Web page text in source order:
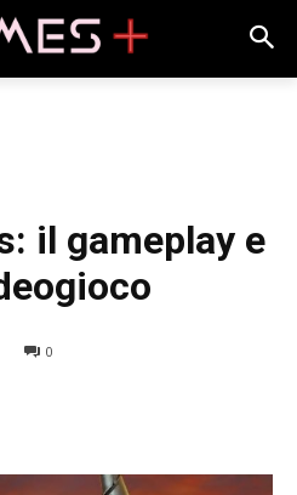
il gameplay e
0